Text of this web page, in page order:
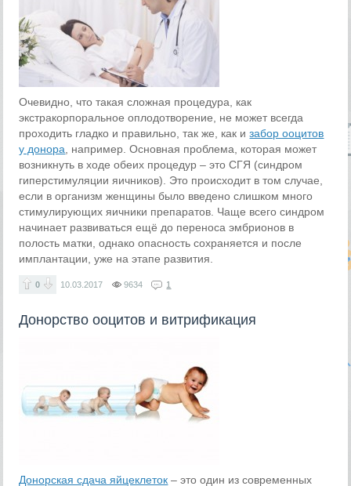
Очевидно, что такая сложная процедура, как
экстракорпоральное оплодотворение, не может всегда
проходить гладко и правильно, так же, как изабор ооцитов
у донора , например. Основная проблема, которая может
возникнуть в ходе обеих процедур – это СГЯ (синдром
гиперстимуляции яичников). Это происходит в том случае,
если в организм женщины было введено слишком много
стимулирующих яичники препаратов. Чаще всего синдром
начинает развиваться ещё до переноса эмбрионов в
полость матки, однако опасность сохраняется и после
имплантации, уже на этапе развития.
0 10.03.2017 9634 1
Донорство ооцитов и витрификация
Донорская сдача яйцеклеток – это один из современных